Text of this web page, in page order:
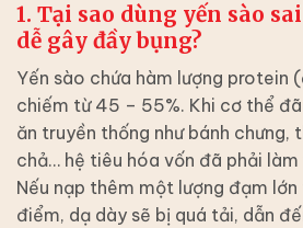
1. Tại sao dùng yến sào
dễ gây đầy bụng?
Yến sào chứa hàm lượng protein
chiếm từ 45 – 55%. Khi cơ thể
ăn truyền thống như bánh chưng,
chả… hệ tiêu hóa vốn đã phải
Nếu nạp thêm một lượng đạm
điểm, dạ dày sẽ bị quá tải, dẫn